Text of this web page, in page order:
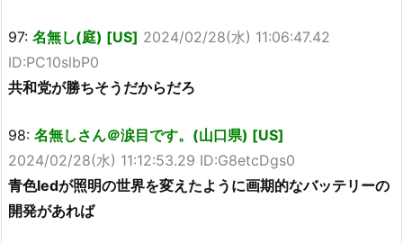
97: 名無し(庭) [US] 2024/02/28(水) 11:06:47.42
ID:PC10slbP0
共和党が勝ちそうだからだろ
98: 名無しさん＠涙目です。(山口県) [US]
2024/02/28(水) 11:12:53.29 ID:G8etcDgs0
青色ledが照明の世界を変えたように画期的なバッテリーの
開発があれば